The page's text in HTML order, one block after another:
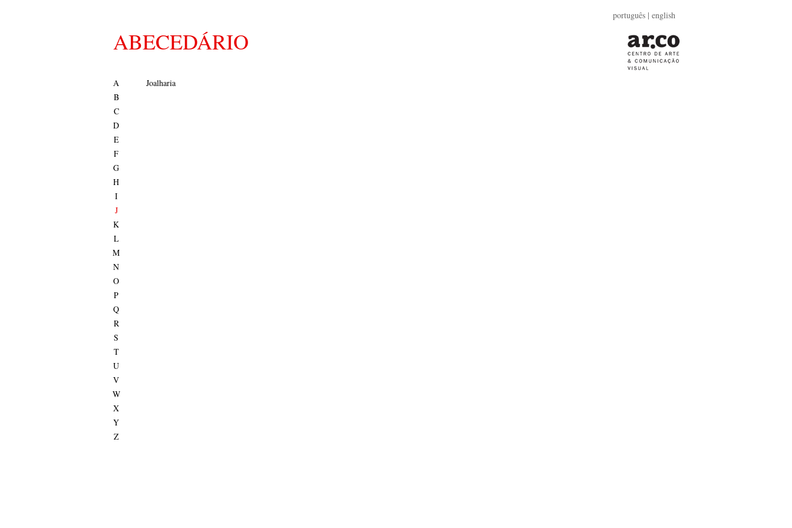
ABECEDÁRIO
português | english
A
B
C
D
E
F
G
H
I
J
K
L
M
N
O
P
Q
R
S
T
U
V
W
X
Y
Z
Joalharia